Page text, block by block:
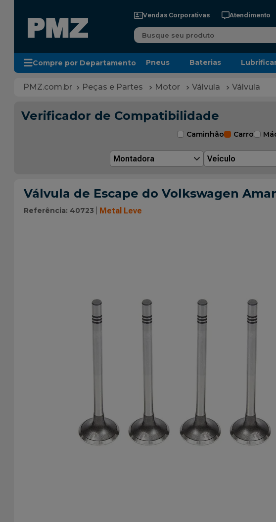
Vendas Corporativas Atendimento
Busque seu produto
Compre por Departamento Pneus Baterias
Peças e Partes Motor Válvula Válvula
Verificador de Compatibilidade
Caminhão Carro
Montadora Veículo
Válvula de Escape do Volkswagen
Referência: 40723 Metal Leve